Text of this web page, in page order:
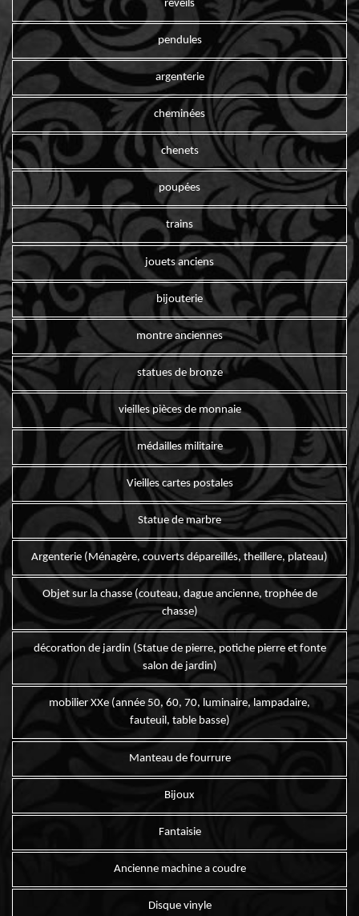
reveils
pendules
argenterie
cheminées
chenets
poupées
trains
jouets anciens
bijouterie
montre anciennes
statues de bronze
vieilles pièces de monnaie
médailles militaire
Vieilles cartes postales
Statue de marbre
Argenterie (Ménagère, couverts dépareillés, theillere, plateau)
Objet sur la chasse (couteau, dague ancienne, trophée de
chasse)
décoration de jardin (Statue de pierre, potiche pierre et fonte
salon de jardin)
mobilier XXe (année 50, 60, 70, luminaire, lampadaire,
fauteuil, table basse)
Manteau de fourrure
Bijoux
Fantaisie
Ancienne machine a coudre
Disque vinyle